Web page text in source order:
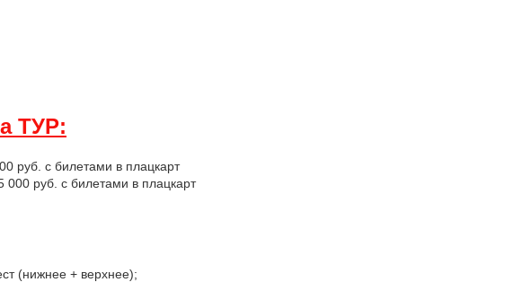
ТУР:
руб. с билетами в плацкарт
руб. с билетами в плацкарт
(нижнее + верхнее);